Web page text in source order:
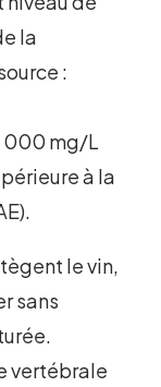
la
:
000 mg/L
à la
le vin,
sans
vertébrale